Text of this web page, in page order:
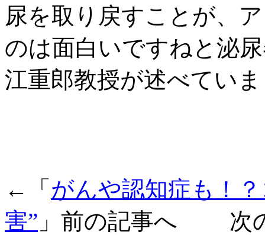
尿を取り戻すことが、
のは面白いですねと泌
江重郎教授が述べてい
←「 がんや認知症も！
害” 」前の記事へ 次